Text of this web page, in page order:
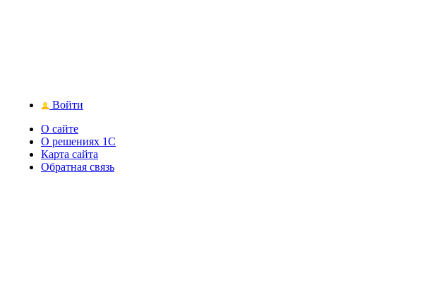
Войти
О сайте
О решениях 1С
Карта сайта
Обратная связь